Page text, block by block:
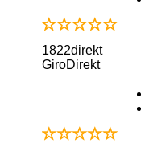
1822direkt
GiroDirekt